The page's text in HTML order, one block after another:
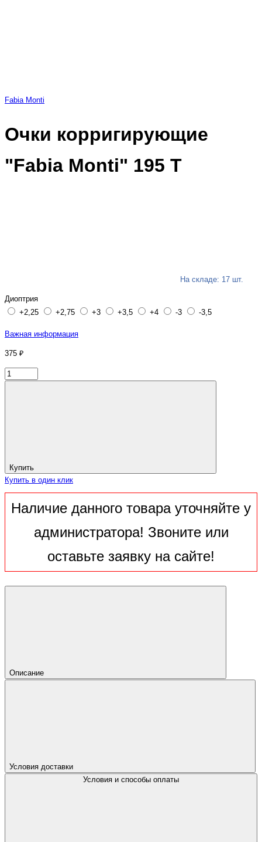
Fabia Monti
Очки корригирующие
"Fabia Monti" 195 Т
На складе: 17 шт.
Диоптрия
+2,25
+2,75 +3 +3,5 +4 -3 -3,5
Важная информация
375 ₽
Купить
Купить в один клик
Наличие данного товара уточняйте у
администратора! Звоните или
оставьте заявку на сайте!
Описание
Условия доставки
Условия и способы оплаты